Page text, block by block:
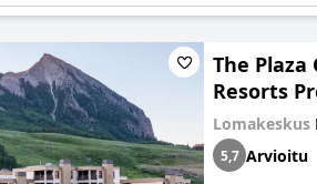
The
Resorts
Lomakeskus
5,7 Arvioitu